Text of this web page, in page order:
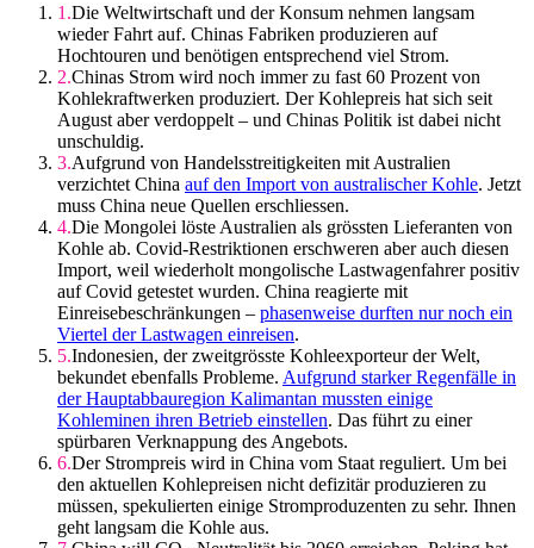
Die Weltwirtschaft und der Konsum nehmen langsam
wieder Fahrt auf. Chinas Fabriken produzieren auf
Hochtouren und benötigen entsprechend viel Strom.
Chinas Strom wird noch immer zu fast 60 Prozent von
Kohlekraftwerken produziert. Der Kohlepreis hat sich seit
August aber verdoppelt – und Chinas Politik ist dabei nicht
unschuldig.
Aufgrund von Handelsstreitigkeiten mit Australien
verzichtet China auf den Import von australischer Kohle. Jetzt
muss China neue Quellen erschliessen.
Die Mongolei löste Australien als grössten Lieferanten von
Kohle ab. Covid-Restriktionen erschweren aber auch diesen
Import, weil wiederholt mongolische Lastwagenfahrer positiv
auf Covid getestet wurden. China reagierte mit
Einreisebeschränkungen – phasenweise durften nur noch ein
Viertel der Lastwagen einreisen.
Indonesien, der zweitgrösste Kohleexporteur der Welt,
bekundet ebenfalls Probleme. Aufgrund starker Regenfälle in
der Hauptabbauregion Kalimantan mussten einige
Kohleminen ihren Betrieb einstellen. Das führt zu einer
spürbaren Verknappung des Angebots.
Der Strompreis wird in China vom Staat reguliert. Um bei
den aktuellen Kohlepreisen nicht defizitär produzieren zu
müssen, spekulierten einige Stromproduzenten zu sehr. Ihnen
geht langsam die Kohle aus.